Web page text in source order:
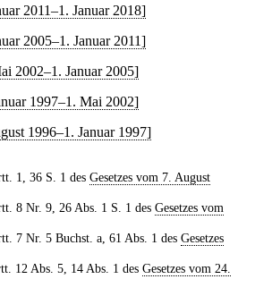
2011–1. Januar 2018]
2005–1. Januar 2011]
2002–1. Januar 2005]
1997–1. Mai 2002]
1996–1. Januar 1997]
1, 36 S. 1 des Gesetzes vom 7. August
8 Nr. 9, 26 Abs. 1 S. 1 des Gesetzes vom
7 Nr. 5 Buchst. a, 61 Abs. 1 des Gesetzes
12 Abs. 5, 14 Abs. 1 des Gesetzes vom 24.